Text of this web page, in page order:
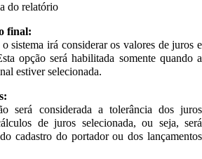
do relatório
final:
sistema irá considerar os valores de juros e
opção será habilitada somente quando a
estiver selecionada.
será considerada a tolerância dos juros
de juros selecionada, ou seja, será
cadastro do portador ou dos lançamentos